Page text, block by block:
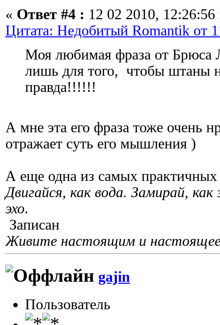
« Ответ #4 : 12 02 2010, 12:26:56
Цитата: Недобитый Romantik от
Моя любимая фраза от Брюса
лишь для того, чтобы штаны
правда!!!!!!
А мне эта его фраза тоже очень
отражает суть его мышления )
А еще одна из самых
Двигайся, как вода. Замирай,
эхо.
Записан
Живите настоящим и
gajin
Пользователь